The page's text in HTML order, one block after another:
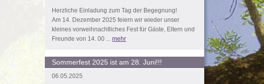
Herzliche Einladung zum Tag der Begegnung!
Am 14. Dezember 2025 feiern wir wieder unser
kleines vorweihnachtliches Fest für Gäste, Eltern und
Freunde von 14. 00 ...mehr
Sommerfest 2025 ist am 28. Juni!!!
06.05.2025